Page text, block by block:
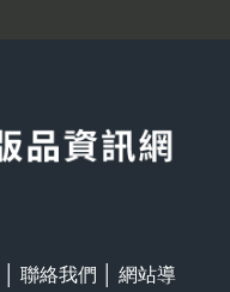
聯絡我們
網站導